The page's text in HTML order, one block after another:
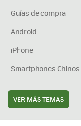
Guías de compra
Android
iPhone
Smartphones Chinos
VER MÁS TEMAS